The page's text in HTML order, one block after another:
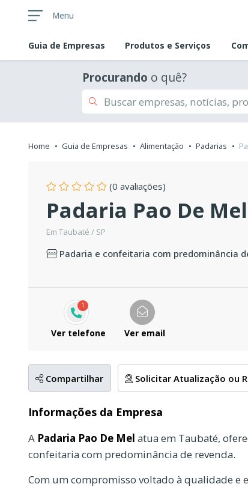
Menu
Guia de Empresas Produtos e Serviços
Procurando o quê?
Home Guia de Empresas Alimentação Padarias
(0 avaliações)
Padaria Pao De Mel
Em Taubaté / SP
Padaria e confeitaria com predominância
1
Ver telefone Ver email
Compartilhar Solicitar Atualização ou
Informações da Empresa
A Padaria Pao De Mel atua em Taubaté,
confeitaria com predominância de revenda.
Com um compromisso voltado à qualidade e